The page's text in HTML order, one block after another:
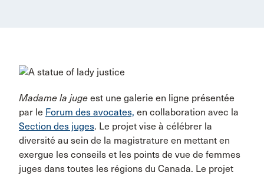
Madame la juge est une galerie en ligne présentée
par le Forum des avocates, en collaboration avec la
Section des juges. Le projet vise à célébrer la
diversité au sein de la magistrature en mettant en
exergue les conseils et les points de vue de femmes
juges dans toutes les régions du Canada. Le projet